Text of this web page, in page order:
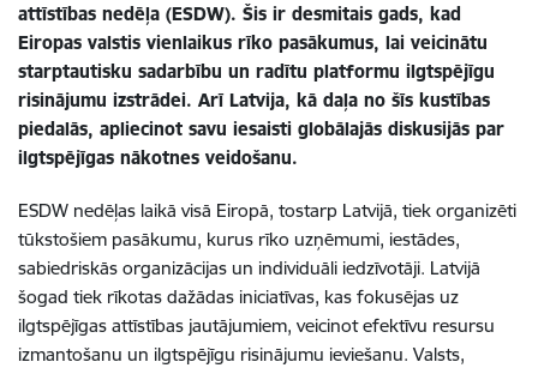
attīstības nedēļa (ESDW). Šis ir desmitais gads, kad
Eiropas valstis vienlaikus rīko pasākumus, lai veicinātu
starptautisku sadarbību un radītu platformu ilgtspējīgu
risinājumu izstrādei. Arī Latvija, kā daļa no šīs kustības
piedalās, apliecinot savu iesaisti globālajās diskusijās par
ilgtspējīgas nākotnes veidošanu.
ESDW nedēļas laikā visā Eiropā, tostarp Latvijā, tiek organizēti
tūkstošiem pasākumu, kurus rīko uzņēmumi, iestādes,
sabiedriskās organizācijas un individuāli iedzīvotāji. Latvijā
šogad tiek rīkotas dažādas iniciatīvas, kas fokusējas uz
ilgtspējīgas attīstības jautājumiem, veicinot efektīvu resursu
izmantošanu un ilgtspējīgu risinājumu ieviešanu. Valsts,